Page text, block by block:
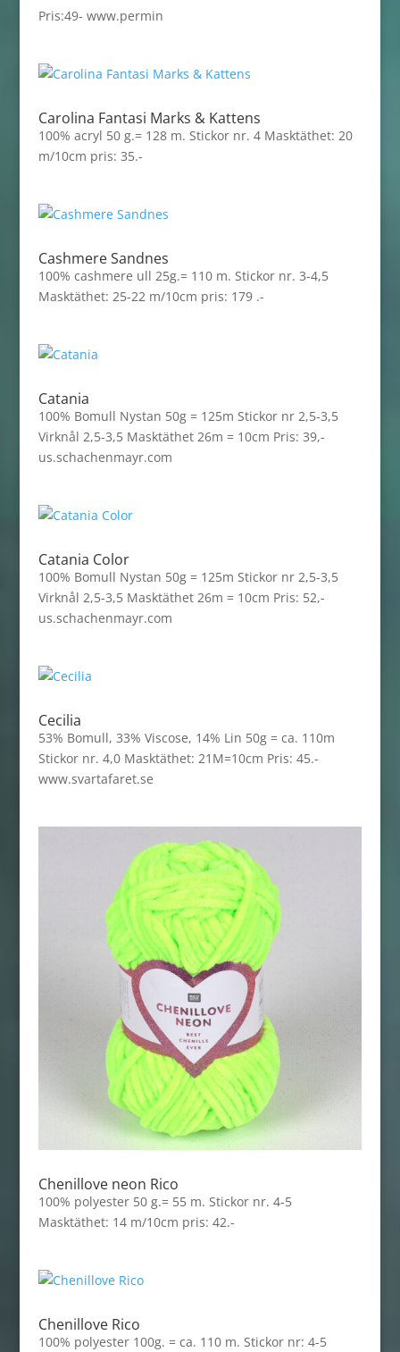
Pris:49- www.permin
Carolina Fantasi Marks & Kattens
100% acryl 50 g.= 128 m. Stickor nr. 4 Masktäthet: 20
m/10cm pris: 35.-
Cashmere Sandnes
100% cashmere ull 25g.= 110 m. Stickor nr. 3-4,5
Masktäthet: 25-22 m/10cm pris: 179 .-
Catania
100% Bomull Nystan 50g = 125m Stickor nr 2,5-3,5
Virknål 2,5-3,5 Masktäthet 26m = 10cm Pris: 39,-
us.schachenmayr.com
Catania Color
100% Bomull Nystan 50g = 125m Stickor nr 2,5-3,5
Virknål 2,5-3,5 Masktäthet 26m = 10cm Pris: 52,-
us.schachenmayr.com
Cecilia
53% Bomull, 33% Viscose, 14% Lin 50g = ca. 110m
Stickor nr. 4,0 Masktäthet: 21M=10cm Pris: 45.-
www.svartafaret.se
Chenillove neon Rico
100% polyester 50 g.= 55 m. Stickor nr. 4-5
Masktäthet: 14 m/10cm pris: 42.-
Chenillove Rico
100% polyester 100g. = ca. 110 m. Stickor nr: 4-5